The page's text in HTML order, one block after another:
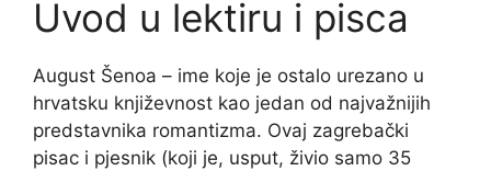
Uvod u lektiru i pisca
August Šenoa – ime koje je ostalo urezano u
hrvatsku književnost kao jedan od najvažnijih
predstavnika romantizma. Ovaj zagrebački
pisac i pjesnik (koji je, usput, živio samo 35